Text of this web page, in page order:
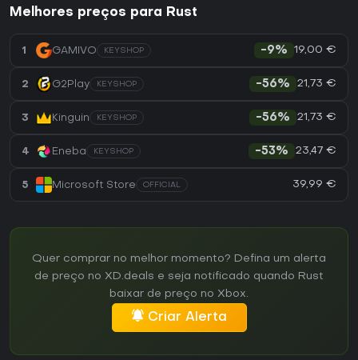
Melhores preços para Rust
1 GAMIVO KEYSHOP -9% 19,00 €
2 G2Play KEYSHOP -56% 21,73 €
3 Kinguin KEYSHOP -56% 21,73 €
4 Eneba KEYSHOP -53% 23,47 €
5 Microsoft Store OFFICIAL 39,99 €
Quer comprar no melhor momento? Defina um alerta
de preço no XD.deals e seja notificado quando Rust
baixar de preço no Xbox.
Criar Alerta